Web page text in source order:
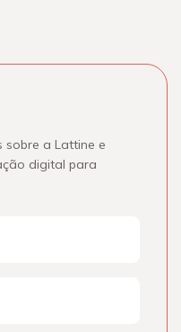
sobre a Lattine e
digital para